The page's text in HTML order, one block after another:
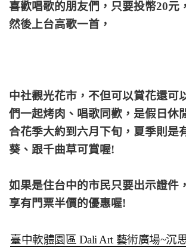
喜歡唱歌的朋友們，只要投幣20元
然後上台高歌一首，
中社觀光花市，不但可以賞花還可
們一起烤肉、唱歌同歡，是假日休
合花季大約到六月下旬，夏季則是
葵、跟千曲草可賞喔!
如果是住台中的市民只要出示證件
享有門票半價的優惠喔!
臺中軟體園區 Dali Art 藝術廣場~沉